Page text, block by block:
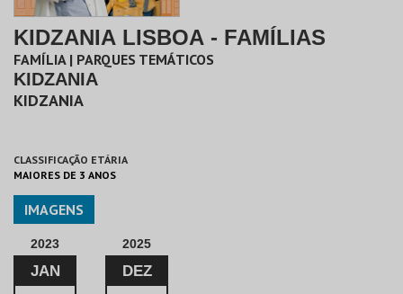
KIDZANIA LISBOA - FAMÍLIAS
FAMÍLIA | PARQUES TEMÁTICOS
KIDZANIA
KIDZANIA
CLASSIFICAÇÃO ETÁRIA
MAIORES DE 3 ANOS
IMAGENS
2023
JAN
2025
DEZ